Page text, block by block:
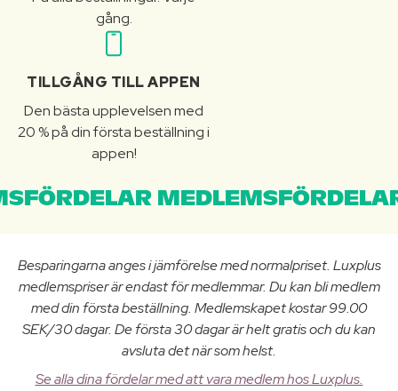
gång.
TILLGÅNG TILL APPEN
Den bästa upplevelsen med
20 % på din första beställning i
appen!
Besparingarna anges i jämförelse med normalpriset. Luxplus
medlemspriser är endast för medlemmar. Du kan bli medlem
med din första beställning. Medlemskapet kostar 99.00
SEK/30 dagar. De första 30 dagar är helt gratis och du kan
avsluta det när som helst.
Se alla dina fördelar med att vara medlem hos Luxplus.